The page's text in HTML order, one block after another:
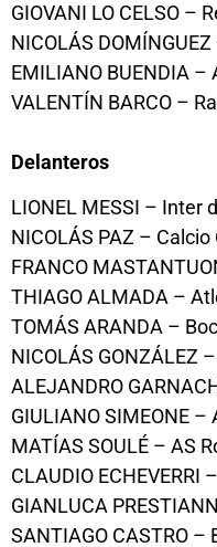
GIOVANI LO CELSO –
NICOLÁS
EMILIANO BUENDIA –
VALENTÍN BARCO –
Delanteros
LIONEL MESSI – Inter
NICOLÁS PAZ –
FRANCO
THIAGO ALMADA –
TOMÁS ARANDA –
NICOLÁS GONZÁLEZ
ALEJANDRO
GIULIANO SIMEONE
MATÍAS SOULÉ – AS
CLAUDIO ECHEVERRI
GIANLUCA
SANTIAGO CASTRO –